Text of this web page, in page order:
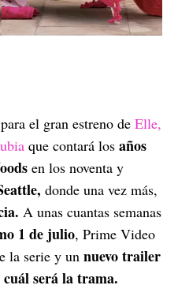
el gran estreno de Elle,
que contará los años
en los noventa y
donde una vez más,
A unas cuantas semanas
1 de julio, Prime Video
la serie y un nuevo trailer
cuál será la trama.